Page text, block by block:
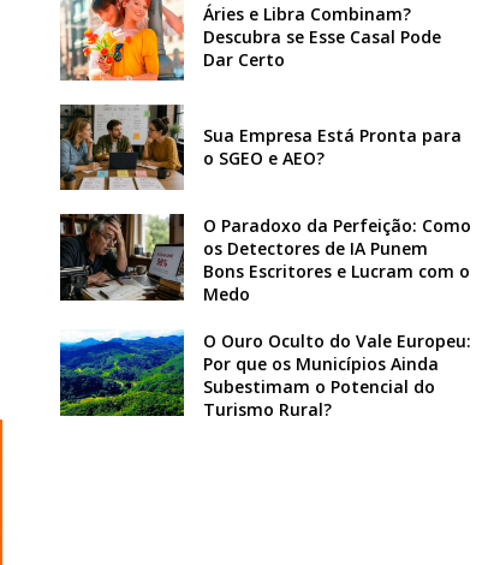
Áries e Libra Combinam?
Descubra se Esse Casal Pode
Dar Certo
Sua Empresa Está Pronta para
o SGEO e AEO?
O Paradoxo da Perfeição: Como
os Detectores de IA Punem
Bons Escritores e Lucram com o
Medo
O Ouro Oculto do Vale Europeu:
Por que os Municípios Ainda
Subestimam o Potencial do
Turismo Rural?